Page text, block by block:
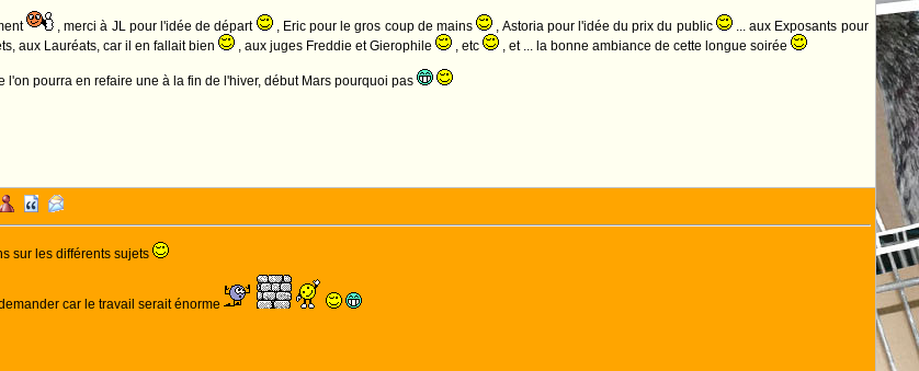
, merci à JL pour l'idée de départ , Eric pour le gros coup de mains , Astoria pour l'idée du prix du public
... aux Exposants pour
aux Lauréats, car il en fallait bien
, aux juges Freddie et Gierophile , etc , et ... la bonne ambiance de cette longue soirée
l'on pourra en refaire une à la fin de l'hiver, début Mars pourquoi pas
sur les différents sujets
car le travail serait énorme